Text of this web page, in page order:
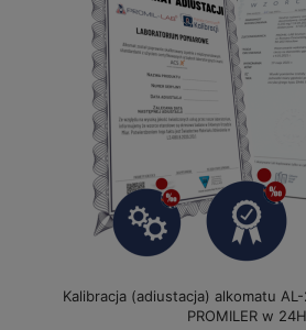
Kalibracja (adiustacja) alkomatu
PROMILER w 24H